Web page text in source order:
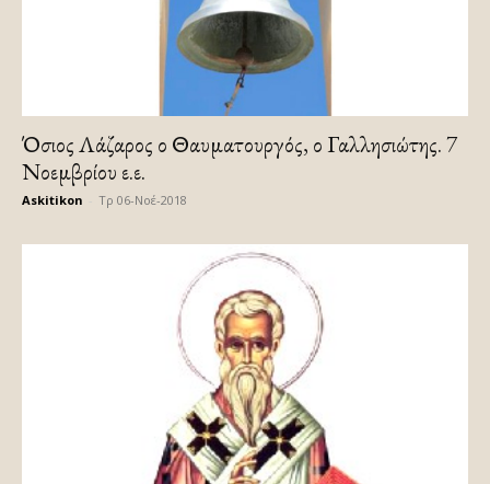
Όσιος Λάζαρος ο Θαυματουργός, ο Γαλλησιώτης. 7
Νοεμβρίου ε.ε.
Askitikon Τρ 06-Νοέ-2018